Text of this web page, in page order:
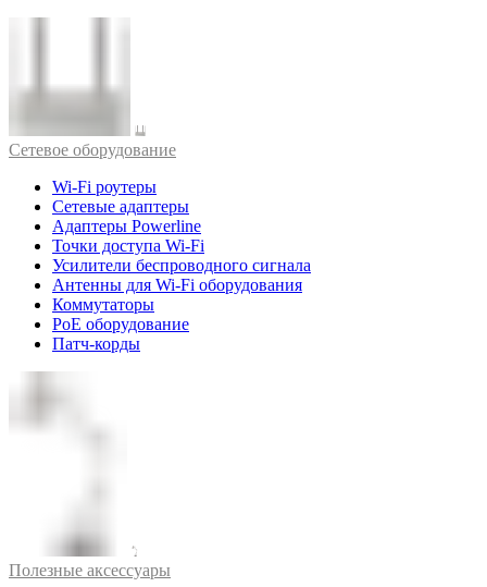
Cетевое оборудование
Wi-Fi роутеры
Сетевые адаптеры
Адаптеры Powerline
Точки доступа Wi-Fi
Усилители беспроводного сигнала
Антенны для Wi-Fi оборудования
Коммутаторы
PoE оборудование
Патч-корды
Полезные аксессуары